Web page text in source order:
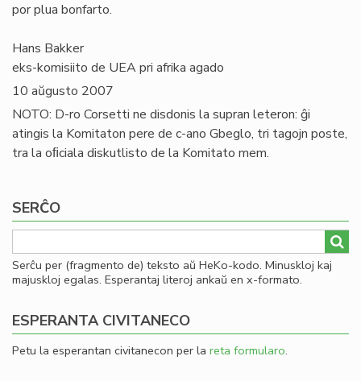
por plua bonfarto.
Hans Bakker
eks-komisiito de UEA pri afrika agado
10 aŭgusto 2007
NOTO: D-ro Corsetti ne disdonis la supran leteron: ĝi
atingis la Komitaton pere de c-ano Gbeglo, tri tagojn poste,
tra la oﬁciala diskutlisto de la Komitato mem.
SERĈO
Serĉu per (fragmento de) teksto aŭ HeKo-kodo. Minuskloj kaj
majuskloj egalas. Esperantaj literoj ankaŭ en x-formato.
ESPERANTA CIVITANECO
Petu la esperantan civitanecon per la reta formularo.